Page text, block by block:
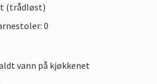
(trådløst)
0
vann på kjøkkenet